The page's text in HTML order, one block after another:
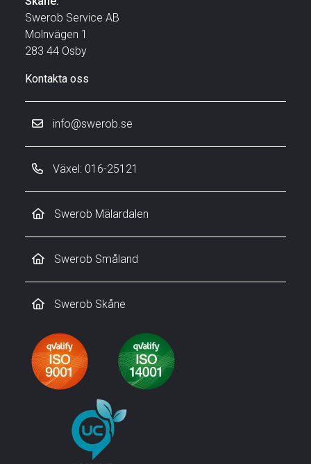
Swerob Service AB
Molnvägen 1
283 44 Osby
Kontakta oss
info@swerob.se
Växel: 016-25121
Swerob Mälardalen
Swerob Småland
Swerob Skåne